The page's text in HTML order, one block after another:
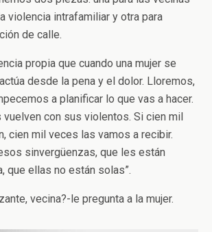
violencia intrafamiliar y otra para
de calle.
propia que cuando una mujer se
desde la pena y el dolor. Lloremos,
a planificar lo que vas a hacer.
vuelven con sus violentos. Si cien mil
cien mil veces las vamos a recibir.
sinvergüenzas, que les están
que ellas no están solas”.
vecina?-le pregunta a la mujer.